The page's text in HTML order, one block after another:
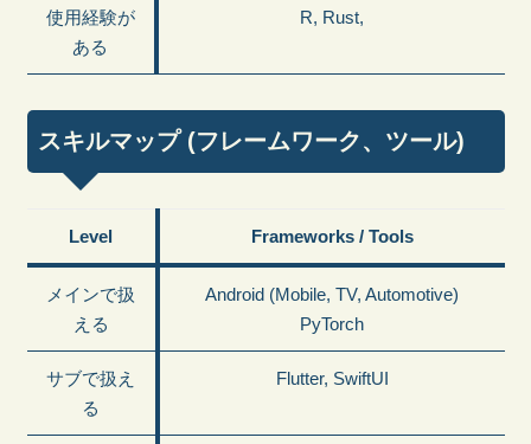
使用経験が
ある
R, Rust,
スキルマップ (フレームワーク、ツール)
Level Frameworks / Tools
メインで扱
える
Android (Mobile, TV, Automotive)
PyTorch
サブで扱え
る
Flutter, SwiftUI